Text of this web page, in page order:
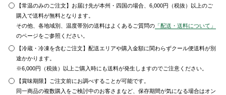
【常温のみのご注文】お届け先が本州・四国の場合、6,000円（税抜）以上のご
購入で送料が無料となります。
その他、各地域別、温度帯別の送料はよくあるご質問の 「配送・送料について」
のページをご参照ください。
【冷蔵・冷凍を含むご注文】配送エリアや購入金額に関わらずクール便送料が別
途かかります。
※6,000円（税抜）以上ご購入時にも送料が発生しますのでご注意ください。
【賞味期限】ご注文前にお調べすることが可能です。
同一商品の複数購入をご検討中のお客さまなど、保存期間が気になる場合はオン